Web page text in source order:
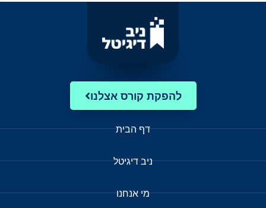
להפקת קורס אצלנו
דף הבית
ניב דיגיטל
מי אנחנו